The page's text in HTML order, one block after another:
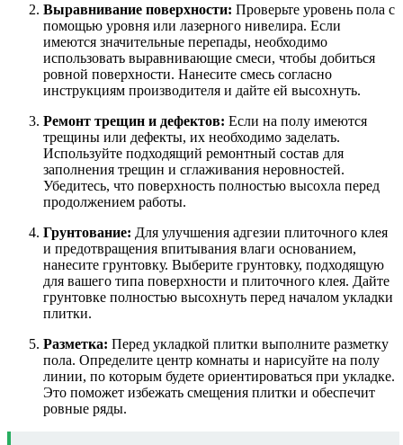
Выравнивание поверхности: Проверьте уровень пола с
помощью уровня или лазерного нивелира. Если
имеются значительные перепады, необходимо
использовать выравнивающие смеси, чтобы добиться
ровной поверхности. Нанесите смесь согласно
инструкциям производителя и дайте ей высохнуть.
Ремонт трещин и дефектов: Если на полу имеются
трещины или дефекты, их необходимо заделать.
Используйте подходящий ремонтный состав для
заполнения трещин и сглаживания неровностей.
Убедитесь, что поверхность полностью высохла перед
продолжением работы.
Грунтование: Для улучшения адгезии плиточного клея
и предотвращения впитывания влаги основанием,
нанесите грунтовку. Выберите грунтовку, подходящую
для вашего типа поверхности и плиточного клея. Дайте
грунтовке полностью высохнуть перед началом укладки
плитки.
Разметка: Перед укладкой плитки выполните разметку
пола. Определите центр комнаты и нарисуйте на полу
линии, по которым будете ориентироваться при укладке.
Это поможет избежать смещения плитки и обеспечит
ровные ряды.